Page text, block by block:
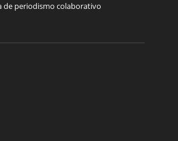
de periodismo colaborativo